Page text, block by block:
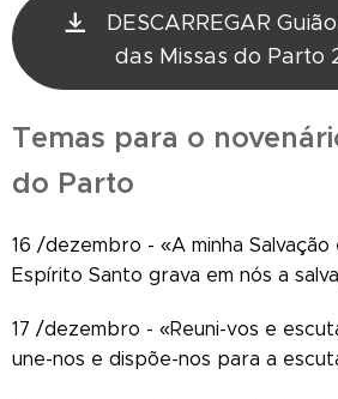
DESCARREGAR
das Missas do Parto
Temas para o
do Parto
16 /dezembro - «A minha
Espírito Santo grava em nós a
17 /dezembro - «Reuni-vos e
une-nos e dispõe-nos para a